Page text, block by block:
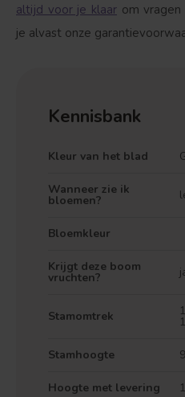
altijd voor je klaar om
je alvast onze
Kennisbank
Kleur van het blad
Wanneer zie ik
bloemen?
Bloemkleur
Krijgt deze boom
vruchten?
Stamomtrek
Stamhoogte
Hoogte met levering